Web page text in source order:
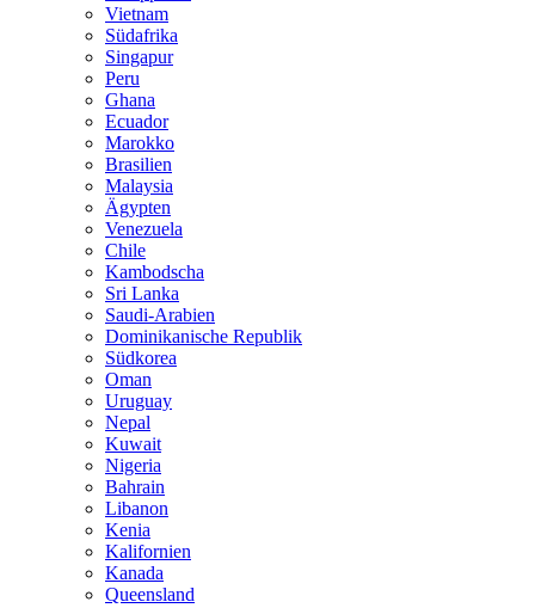
Vietnam
Südafrika
Singapur
Peru
Ghana
Ecuador
Marokko
Brasilien
Malaysia
Ägypten
Venezuela
Chile
Kambodscha
Sri Lanka
Saudi-Arabien
Dominikanische Republik
Südkorea
Oman
Uruguay
Nepal
Kuwait
Nigeria
Bahrain
Libanon
Kenia
Kalifornien
Kanada
Queensland